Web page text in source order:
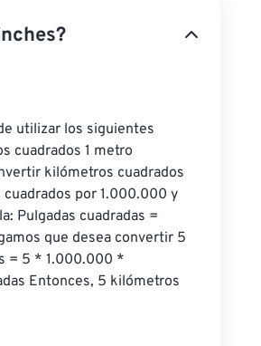
utilizar los siguientes
cuadrados 1 metro
kilómetros cuadrados
por 1.000.000 y
Pulgadas cuadradas =
que desea convertir 5
= 5 * 1.000.000 *
Entonces, 5 kilómetros